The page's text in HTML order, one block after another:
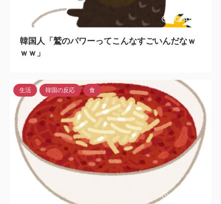
2024/4/14
韓国人「鷲のパワーってこんなすごいんだなｗ
ｗｗ」
2024/4/14
生活 韓国の反応 食